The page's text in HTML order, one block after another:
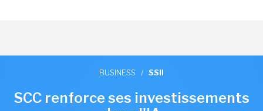
BUSINESS / SSII
SCC renforce ses investissements